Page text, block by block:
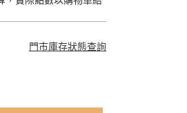
門市庫存狀態查詢